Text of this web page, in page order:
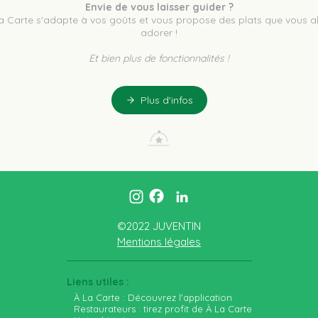
Envie de vous laisser guider ?
Carte s'adapte à vos goûts et vous propose des plats que vous
adorer !
Et bien plus de fonctionnalités !
Plus d'infos
©2022 JUVENTIN
Mentions légales
Liens utiles :
À La Carte : Découvrez l'application
Restaurateurs : tirez profit de À La Carte